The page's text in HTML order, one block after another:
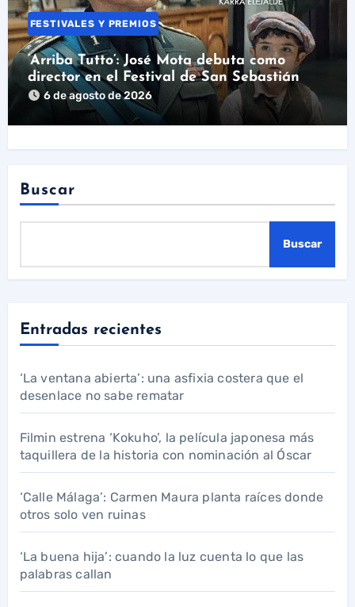
FESTIVALES Y PREMIOS
‘Arriba Tutto’: José Mota debuta como
director en el Festival de San Sebastián
6 de agosto de 2026
Buscar
Buscar
Entradas recientes
‘La ventana abierta’: una asfixia costera que el
desenlace no sabe rematar
Filmin estrena ‘Kokuho’, la película japonesa más
taquillera de la historia con nominación al Óscar
‘Calle Málaga’: Carmen Maura planta raíces donde
otros solo ven ruinas
‘La buena hija’: cuando la luz cuenta lo que las
palabras callan